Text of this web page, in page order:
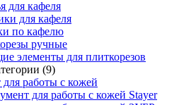
для кафеля
для кафеля
по кафелю
ручные
элементы для плиткорезов
(9)
работы с кожей
для работы с кожей Stayer